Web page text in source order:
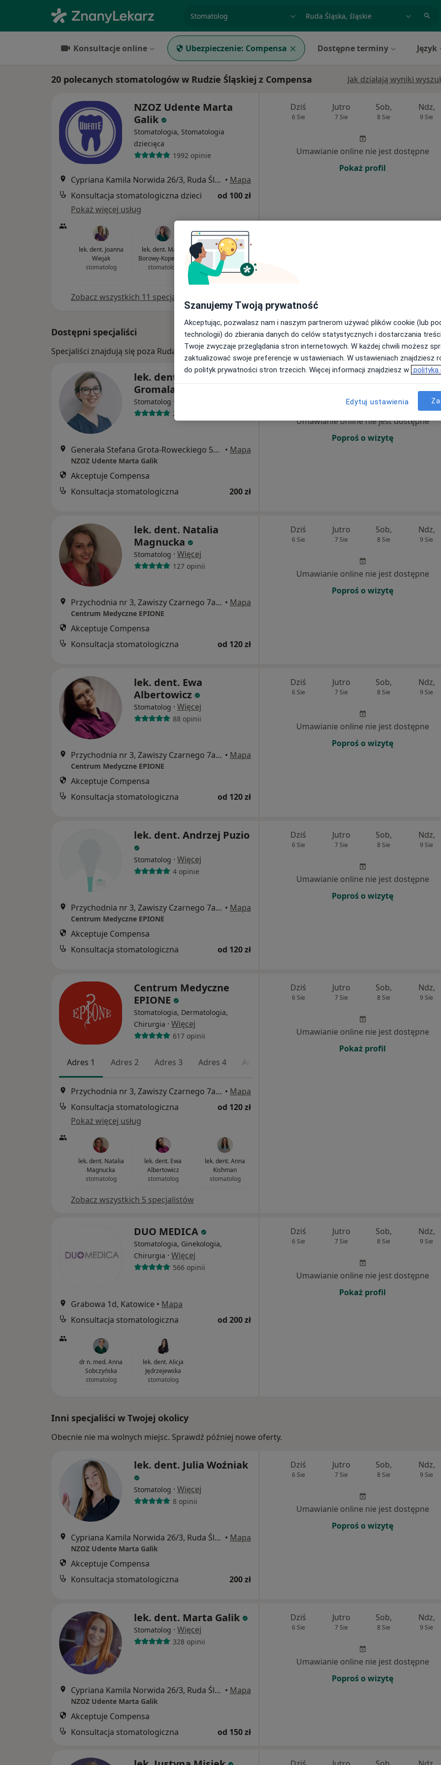
miasto lub dzielnica
Konsultacje online Ubezpieczenie: Compensa Dostępne terminy Język
20 polecanych stomatologów w Rudzie Śląskiej z Compensa Jak działają wyniki
NZOZ Udente Marta
Galik
Stomatologia, Stomatologia
dziecięca
1992 opinie
Cypriana Kamila Norwida 26/3, Ruda Śląska • Mapa
Konsultacja stomatologiczna dzieci
od 100 zł
Pokaż więcej usług
lek. dent. Joanna
Wiejak
stomatolog
lek. dent. Maria
Borowy-Koperwas
stomatolog
dr n. med.
Aleksandra Szantyr
chirurg szczękowo-
twarzowy
Zobacz wszystkich 11 specjalistów
Dziś
6 Sie
Jutro
7 Sie
Sob,
8 Sie
Ndz,
9 Sie
Umawianie online nie jest dostępne
Pokaż profil
Dostępni specjaliści
Specjaliści znajdują się poza Ruda Śląska, śląskie, w obszarach bliskich Twojemu wyszukiwaniu.
lek. dent. Julita
Gromala-Jastrzębska
Stomatolog ·
248 opinii
Generała Stefana Grota-Roweckiego 52, Sosnowiec • Mapa
NZOZ Udente Marta Galik
Akceptuje Compensa
Konsultacja stomatologiczna
200 zł
Sob, Ndz,
Umawianie online nie jest dostępne
Poproś o wizytę
lek. dent. Natalia
Magnucka
Stomatolog · Więcej
127 opinii
Przychodnia nr 3, Zawiszy Czarnego 7a, Katowice, Katowice • Mapa
Centrum Medyczne EPIONE
Akceptuje Compensa
Konsultacja stomatologiczna
od 120 zł
Dziś
6 Sie
Jutro
7 Sie
Sob,
8 Sie
Ndz,
9 Sie
Umawianie online nie jest dostępne
Poproś o wizytę
lek. dent. Ewa
Albertowicz
Stomatolog · Więcej
88 opinii
Przychodnia nr 3, Zawiszy Czarnego 7a, Katowice, Katowice • Mapa
Centrum Medyczne EPIONE
Akceptuje Compensa
Konsultacja stomatologiczna
od 120 zł
Dziś
6 Sie
Jutro
7 Sie
Sob,
8 Sie
Ndz,
9 Sie
Umawianie online nie jest dostępne
Poproś o wizytę
lek. dent. Andrzej Puzio
Stomatolog · Więcej
4 opinie
Przychodnia nr 3, Zawiszy Czarnego 7a, Katowice, Katowice • Mapa
Centrum Medyczne EPIONE
Akceptuje Compensa
Konsultacja stomatologiczna
od 120 zł
Dziś
6 Sie
Jutro
7 Sie
Sob,
8 Sie
Ndz,
9 Sie
Umawianie online nie jest dostępne
Poproś o wizytę
Centrum Medyczne
EPIONE
Stomatologia, Dermatologia,
Chirurgia · Więcej
617 opinii
Adres 1 Adres 2 Adres 3 Adres 4 Adres 5
Przychodnia nr 3, Zawiszy Czarnego 7a, Katowice, Katowice • Mapa
Konsultacja stomatologiczna
od 120 zł
Pokaż więcej usług
lek. dent. Natalia
Magnucka
stomatolog
lek. dent. Ewa
Albertowicz
stomatolog
lek. dent. Anna
Kishman
stomatolog
Zobacz wszystkich 5 specjalistów
Dziś
6 Sie
Jutro
7 Sie
Sob,
8 Sie
Ndz,
9 Sie
Umawianie online nie jest dostępne
Pokaż profil
DUO MEDICA
Stomatologia, Ginekologia,
Chirurgia · Więcej
566 opinii
Grabowa 1d, Katowice • Mapa
Konsultacja stomatologiczna
od 200 zł
dr n. med. Anna
Sobczyńska
stomatolog
lek. dent. Alicja
Jędrzejewska
stomatolog
Dziś
6 Sie
Jutro
7 Sie
Sob,
8 Sie
Ndz,
9 Sie
Umawianie online nie jest dostępne
Pokaż profil
Inni specjaliści w Twojej okolicy
Obecnie nie ma wolnych miejsc. Sprawdź później nowe oferty.
lek. dent. Julia Woźniak
Stomatolog · Więcej
8 opinii
Cypriana Kamila Norwida 26/3, Ruda Śląska • Mapa
NZOZ Udente Marta Galik
Akceptuje Compensa
Konsultacja stomatologiczna
200 zł
Dziś
6 Sie
Jutro
7 Sie
Sob,
8 Sie
Ndz,
9 Sie
Umawianie online nie jest dostępne
Poproś o wizytę
lek. dent. Marta Galik
Stomatolog · Więcej
328 opinii
Cypriana Kamila Norwida 26/3, Ruda Śląska • Mapa
NZOZ Udente Marta Galik
Akceptuje Compensa
Konsultacja stomatologiczna
od 150 zł
Dziś
6 Sie
Jutro
7 Sie
Sob,
8 Sie
Ndz,
9 Sie
Umawianie online nie jest dostępne
Poproś o wizytę
Szanujemy Twoją prywatność
Akceptując, pozwalasz nam i naszym partnerom używać plików cookie (lub
technologii) do zbierania danych do celów statystycznych i dostarczania
Twoje zwyczaje przeglądania stron internetowych. W każdej chwili możesz
zaktualizować swoje preferencje w ustawieniach. W ustawieniach znajdziesz
do polityk prywatności stron trzecich. Więcej informacji znajdziesz w polityka
Edytuj ustawienia